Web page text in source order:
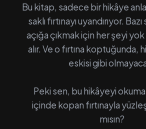
Bu kitap, sadece bir hikâye
saklı fırtınayı uyandırıyor. Bazı
açığa çıkmak için her şeyi
alır. Ve o fırtına koptuğunda,
eskisi gibi
Peki sen, bu hikâyeyi
içinde kopan fırtınayla
mısın?